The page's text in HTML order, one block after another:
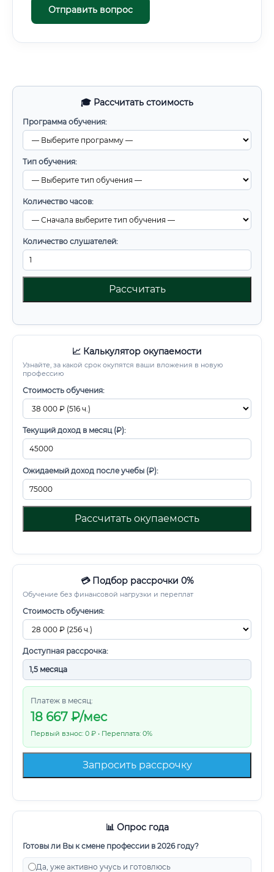
🎓 Рассчитать стоимость
Программа обучения:
Тип обучения:
Количество часов:
Количество слушателей:
Рассчитать
📈 Калькулятор окупаемости
Узнайте, за какой срок окупятся ваши вложения в новую
профессию
Стоимость обучения:
Текущий доход в месяц (₽):
Ожидаемый доход после учебы (₽):
Рассчитать окупаемость
💳 Подбор рассрочки 0%
Обучение без финансовой нагрузки и переплат
Стоимость обучения:
Доступная рассрочка:
Платеж в месяц:
18 667 ₽/мес
Первый взнос: 0 ₽ • Переплата: 0%
Запросить рассрочку
📊 Опрос года
Готовы ли Вы к смене профессии в 2026 году?
Да, уже активно учусь и готовлюсь
Отправить вопрос